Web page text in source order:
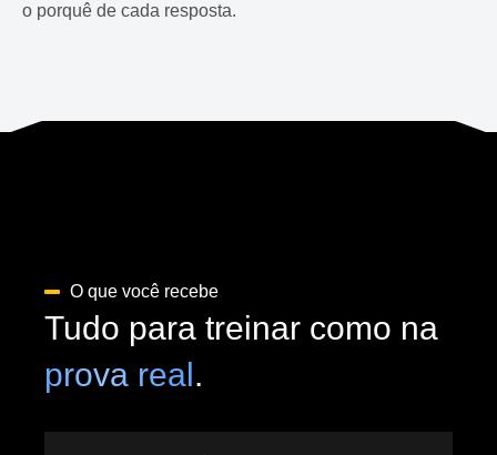
o porquê de cada resposta.
O que você recebe
Tudo para treinar como na
prova real .